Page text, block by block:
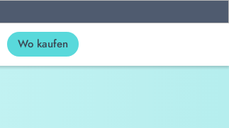
Wo kaufen